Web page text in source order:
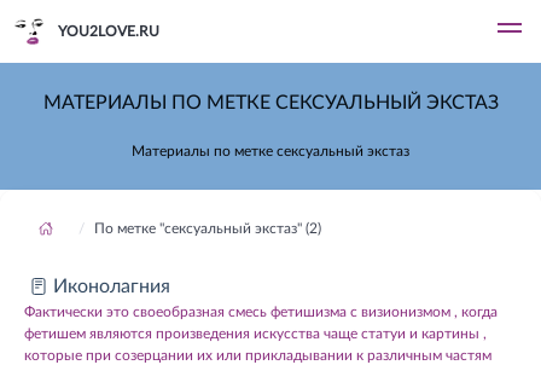
YOU2LOVE.RU
МАТЕРИАЛЫ ПО МЕТКЕ СЕКСУАЛЬНЫЙ ЭКСТАЗ
Материалы по метке сексуальный экстаз
По метке "сексуальный экстаз" (2)
Иконолагния
Фактически это своеобразная смесь фетишизма с визионизмом , когда
фетишем являются произведения искусства чаще статуи и картины ,
которые при созерцании их или прикладывании к различным частям